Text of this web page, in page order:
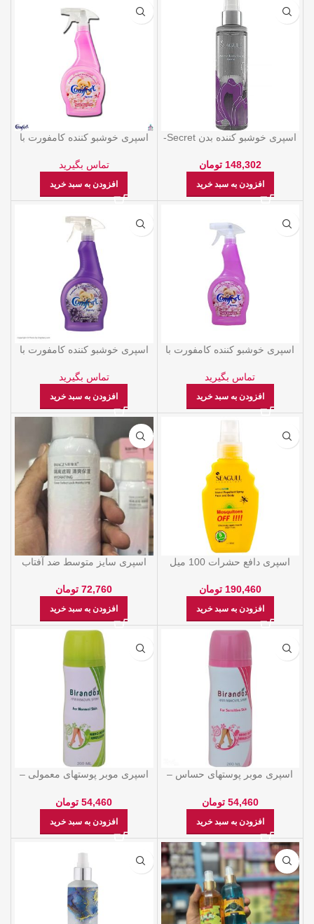
اسپری خوشبو کننده بدن Secret-
148,302 تومان
افزودن به سبد خرید
اسپری خوشبو کننده کامفورت با
تماس بگیرید
افزودن به سبد خرید
اسپری خوشبو کننده کامفورت با
تماس بگیرید
افزودن به سبد خرید
اسپری خوشبو کننده کامفورت با
تماس بگیرید
افزودن به سبد خرید
اسپری دافع حشرات 100 میل
190,460 تومان
افزودن به سبد خرید
اسپری سایز متوسط ضد آفتاب
72,760 تومان
افزودن به سبد خرید
اسپری موبر پوستهای حساس –
54,460 تومان
افزودن به سبد خرید
اسپری موبر پوستهای معمولی –
54,460 تومان
افزودن به سبد خرید